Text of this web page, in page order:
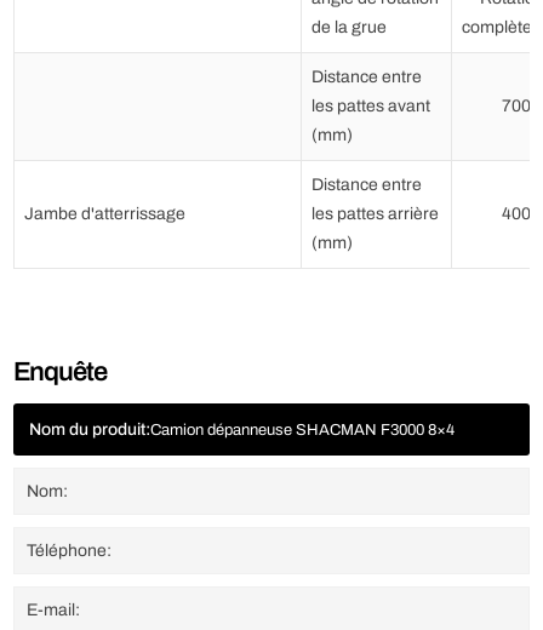
de la grue
complète
Distance entre
les pattes avant
(mm)
7000
Jambe d'atterrissage
Distance entre
les pattes arrière
(mm)
4000
Enquête
Nom du produit:Camion dépanneuse SHACMAN F3000 8×4